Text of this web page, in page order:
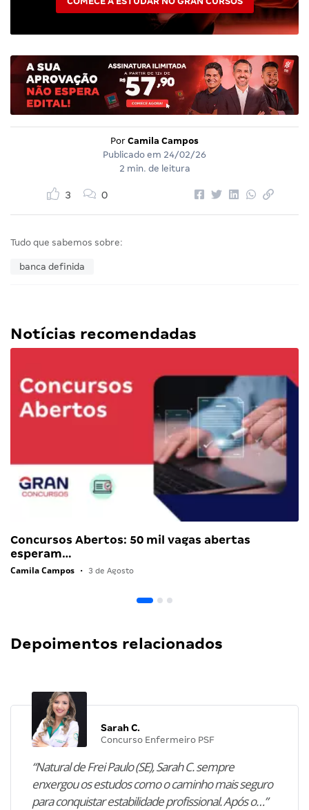
Por Camila Campos
Publicado em 24/02/26
2 min. de leitura
3 0
Tudo que sabemos sobre:
banca definida
Notícias recomendadas
Concursos Abertos: 50 mil vagas abertas
esperam…
Camila Campos • 3 de Agosto
Depoimentos relacionados
Sarah C.
Concurso Enfermeiro PSF
“Natural de Frei Paulo (SE), Sarah C. sempre
enxergou os estudos como o caminho mais seguro
para conquistar estabilidade profissional. Após o…”